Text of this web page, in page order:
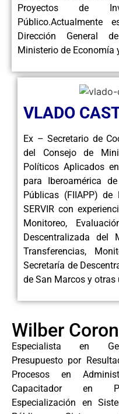
Proyectos de
Dirección General
Ministerio de Economía
VLADO
Ex – Secretario de
del Consejo de
Políticos Aplicados
para Iberoamérica
Públicas (FIIAPP) de
SERVIR con
Monitoreo,
Descentralizada del
Transferencias,
Secretaría de
de San Marcos y
Wilber
Especialista en
Presupuesto por
Procesos en
Capacitador en
Especialización en